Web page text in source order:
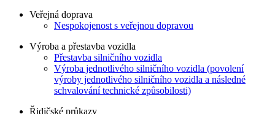
Veřejná doprava
Nespokojenost s veřejnou dopravou
Výroba a přestavba vozidla
Přestavba silničního vozidla
Výroba jednotlivého silničního vozidla (povolení
výroby jednotlivého silničního vozidla a následné
schvalování technické způsobilosti)
Řidičské průkazy